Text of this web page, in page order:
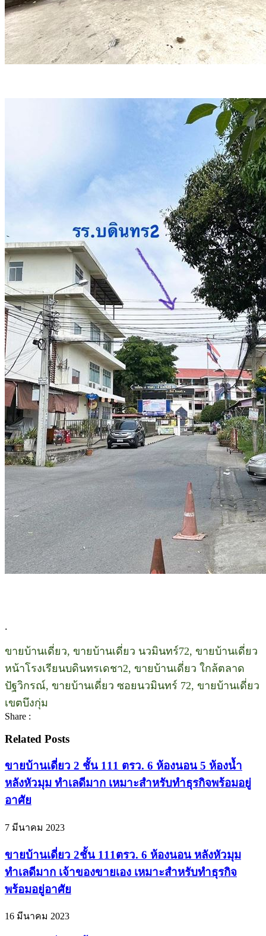
.
ขายบ้านเดี่ยว, ขายบ้านเดี่ยว นวมินทร์72, ขายบ้านเดี่ยว
หน้าโรงเรียนบดินทรเดชา2, ขายบ้านเดี่ยว ใกล้ตลาด
ปัฐวิกรณ์, ขายบ้านเดี่ยว ซอยนวมินทร์ 72, ขายบ้านเดี่ยว
เขตบึงกุ่ม
Share :
Related Posts
ขายบ้านเดี่ยว 2 ชั้น 111 ตรว. 6 ห้องนอน 5 ห้องน้ำ
หลังหัวมุม ทำเลดีมาก เหมาะสำหรับทำธุรกิจพร้อมอยู่
อาศัย
7 มีนาคม 2023
ขายบ้านเดี่ยว 2ชั้น 111ตรว. 6 ห้องนอน หลังหัวมุม
ทำเลดีมาก เจ้าของขายเอง เหมาะสำหรับทำธุรกิจ
พร้อมอยู่อาศัย
16 มีนาคม 2023